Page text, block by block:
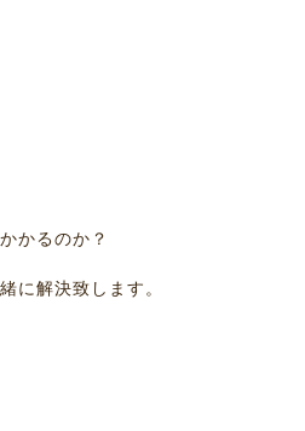
かるのか？
に解決致します。